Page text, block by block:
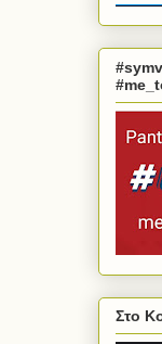
Στο